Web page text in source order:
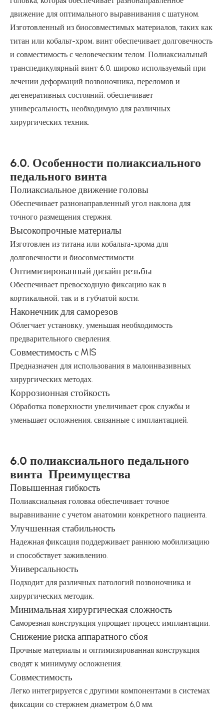
движение для оптимального выравнивания с шатуном.
Изготовленный из биосовместимых материалов, таких как
титан или кобальт-хром, винт обеспечивает долговечность
и совместимость с человеческим телом. Полиаксиальный
транспедикулярный винт 6,0, широко используемый при
лечении деформаций позвоночника, переломов и
дегенеративных состояний, обеспечивает
универсальность, необходимую для различных
хирургических техник.
6.0. Особенности полиаксиального
педального винта
Полиаксиальное движение головы
Обеспечивает разнонаправленный угол наклона для
точного размещения стержня.
Высокопрочные материалы
Изготовлен из титана или кобальта-хрома для
долговечности и биосовместимости.
Оптимизированный дизайн резьбы
Обеспечивает превосходную фиксацию как в
кортикальной, так и в губчатой ​​кости.
Наконечник для саморезов
Облегчает установку, уменьшая необходимость
предварительного сверления.
Совместимость с MIS
Предназначен для использования в малоинвазивных
хирургических методах.
Коррозионная стойкость
Обработка поверхности увеличивает срок службы и
уменьшает осложнения, связанные с имплантацией.
6.0 полиаксиального педального
винта Преимущества
Повышенная гибкость
Полиаксиальная головка обеспечивает точное
выравнивание с учетом анатомии конкретного пациента.
Улучшенная стабильность
Надежная фиксация поддерживает раннюю мобилизацию
и способствует заживлению.
Универсальность
Подходит для различных патологий позвоночника и
хирургических методик.
Минимальная хирургическая сложность
Саморезная конструкция упрощает процесс имплантации.
Снижение риска аппаратного сбоя
Прочные материалы и оптимизированная конструкция
сводят к минимуму осложнения.
Совместимость
Легко интегрируется с другими компонентами в системах
фиксации со стержнем диаметром 6,0 мм.